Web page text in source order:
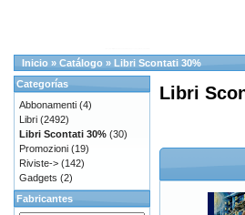
Inicio » Catálogo » Libri Scontati 30%
Libri
Categorías
Abbonamenti (4)
Libri (2492)
Libri Scontati 30% (30)
Promozioni (19)
Riviste-> (142)
Gadgets (2)
Fabricantes